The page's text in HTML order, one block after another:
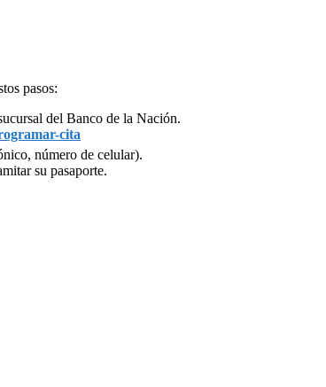
pasos:
del Banco de la Nación.
cita
número de celular).
su pasaporte.